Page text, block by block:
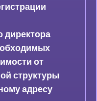
директора
от
структуры
адресу